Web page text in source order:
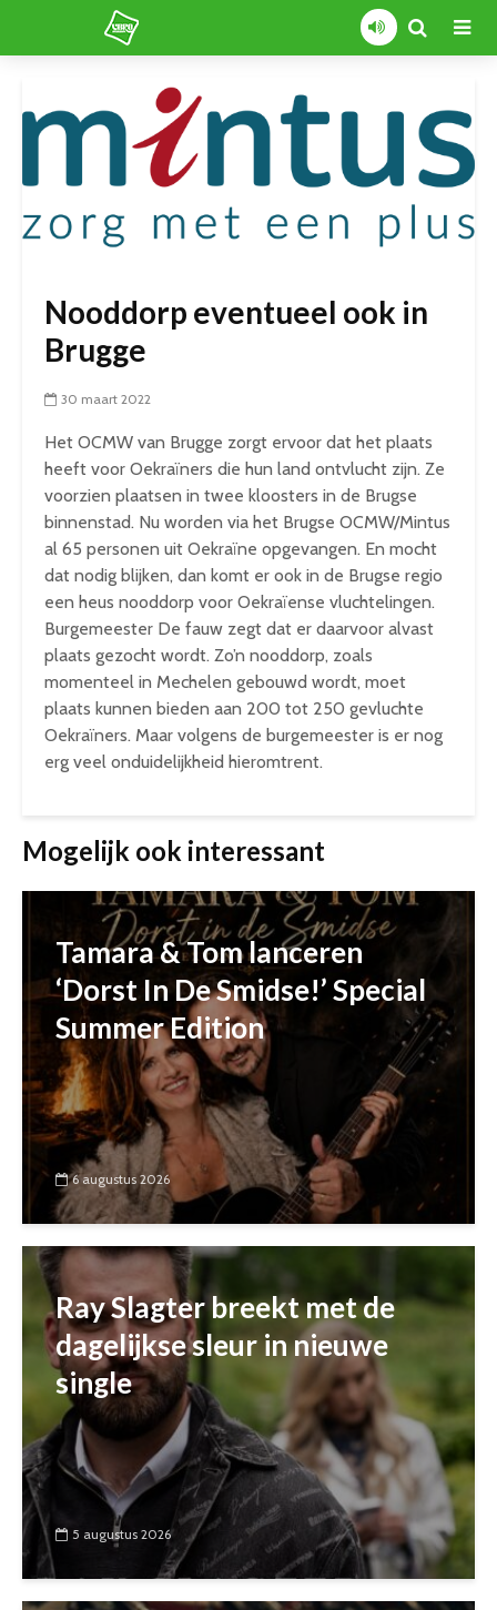
Nooddorp eventueel ook in
Brugge
30 maart 2022
Het OCMW van Brugge zorgt ervoor dat het plaats
heeft voor Oekraïners die hun land ontvlucht zijn. Ze
voorzien plaatsen in twee kloosters in de Brugse
binnenstad. Nu worden via het Brugse OCMW/Mintus
al 65 personen uit Oekraïne opgevangen. En mocht
dat nodig blijken, dan komt er ook in de Brugse regio
een heus nooddorp voor Oekraïense vluchtelingen.
Burgemeester De fauw zegt dat er daarvoor alvast
plaats gezocht wordt. Zo’n nooddorp, zoals
momenteel in Mechelen gebouwd wordt, moet
plaats kunnen bieden aan 200 tot 250 gevluchte
Oekraïners. Maar volgens de burgemeester is er nog
erg veel onduidelijkheid hieromtrent.
Mogelijk ook interessant
Tamara & Tom lanceren
‘Dorst In De Smidse!’ Special
Summer Edition
6 augustus 2026
Ray Slagter breekt met de
dagelijkse sleur in nieuwe
single
5 augustus 2026